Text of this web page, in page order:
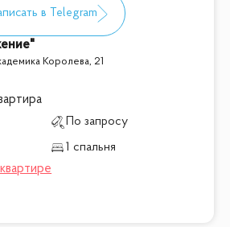
Королева, 21
По запросу
1 спальня